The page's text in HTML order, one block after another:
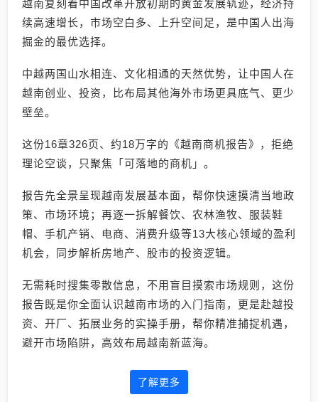
越南复刻着中国改革开放初期的黄金发展轨迹，经济持
续高速增长，市场空白多、上升空间足，是中国人出海
掘金的最优选择。
中越两国山水相连、文化相通的天然优势，让中国人在
越南创业、投资，比布局其他海外市场更具底气、更少
壁垒。
这份16章326页、约18万字的《越南商机报告》，拒绝
理论空谈，只聚焦「可落地的商机」。
报告先全景呈现越南发展基本面，帮你快速摸清当地政
策、市场环境；再逐一拆解餐饮、农林渔牧、服装鞋
帽、手机产销、电商、消费升级等13大核心领域的盈利
机会，同步解析房地产、股市的投资逻辑。
无需耗时搜集零散信息，不用盲目摸索市场规则，这份
报告既是你全面认识越南市场的入门指南，更是赴越投
资、开厂、拓展业务的实操手册，帮你精准捕捉机遇，
避开市场陷阱，高效布局越南新蓝海。
了解更多